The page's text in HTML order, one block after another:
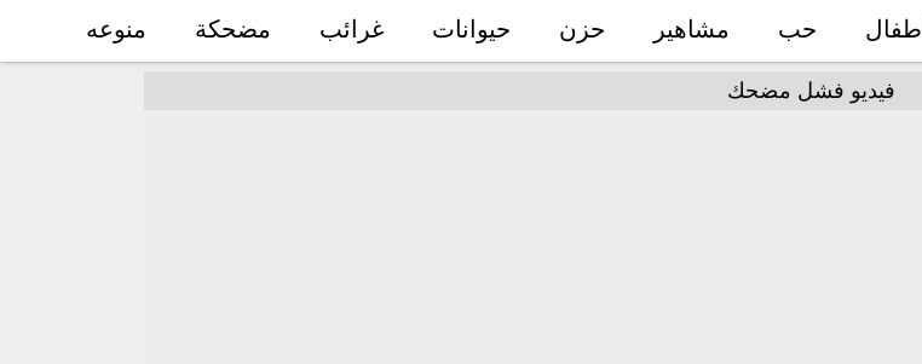
اطفال حب مشاهير حزن حيوانات غرائب مضحكة منوعه
فيديو فشل مضحك